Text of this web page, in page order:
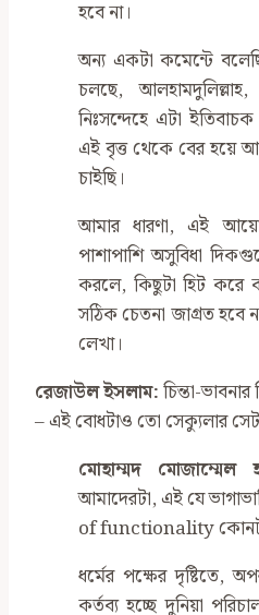
হবে না।
অন্য একটা কমেন্টে
চলছে,
নিঃসন্দেহে এটা
এই বৃত্ত থেকে বের হয়ে
চাইছি।
আমার ধারণা, এই
পাশাপাশি অসুবিধা
করলে, কিছুটা হিট করে
সঠিক চেতনা জাগ্রত হবে
লেখা।
রেজাউল ইসলাম:চিন্তা-
– এই বোধটাও তো সেক্যুলার
মোহাম্মদ মোজাম্মেল
আমাদেরটা, এই যে
of functionality
ধর্মের পক্ষের দৃষ্টিতে,
কর্তব্য হচ্ছে দুনিয়া